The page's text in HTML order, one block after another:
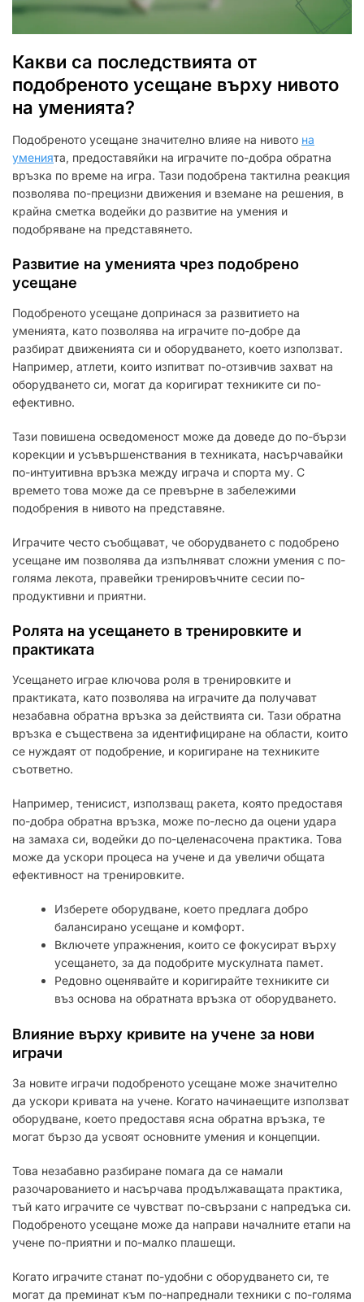
Какви са последствията от
подобреното усещане върху нивото
на уменията?
Подобреното усещане значително влияе на нивото на
уменията, предоставяйки на играчите по-добра обратна
връзка по време на игра. Тази подобрена тактилна реакция
позволява по-прецизни движения и вземане на решения, в
крайна сметка водейки до развитие на умения и
подобряване на представянето.
Развитие на уменията чрез подобрено
усещане
Подобреното усещане допринася за развитието на
уменията, като позволява на играчите по-добре да
разбират движенията си и оборудването, което използват.
Например, атлети, които изпитват по-отзивчив захват на
оборудването си, могат да коригират техниките си по-
ефективно.
Тази повишена осведоменост може да доведе до по-бързи
корекции и усъвършенствания в техниката, насърчавайки
по-интуитивна връзка между играча и спорта му. С
времето това може да се превърне в забележими
подобрения в нивото на представяне.
Играчите често съобщават, че оборудването с подобрено
усещане им позволява да изпълняват сложни умения с по-
голяма лекота, правейки тренировъчните сесии по-
продуктивни и приятни.
Ролята на усещането в тренировките и
практиката
Усещането играе ключова роля в тренировките и
практиката, като позволява на играчите да получават
незабавна обратна връзка за действията си. Тази обратна
връзка е съществена за идентифициране на области, които
се нуждаят от подобрение, и коригиране на техниките
съответно.
Например, тенисист, използващ ракета, която предоставя
по-добра обратна връзка, може по-лесно да оцени удара
на замаха си, водейки до по-целенасочена практика. Това
може да ускори процеса на учене и да увеличи общата
ефективност на тренировките.
Изберете оборудване, което предлага добро
балансирано усещане и комфорт.
Включете упражнения, които се фокусират върху
усещането, за да подобрите мускулната памет.
Редовно оценявайте и коригирайте техниките си
въз основа на обратната връзка от оборудването.
Влияние върху кривите на учене за нови
играчи
За новите играчи подобреното усещане може значително
да ускори кривата на учене. Когато начинаещите използват
оборудване, което предоставя ясна обратна връзка, те
могат бързо да усвоят основните умения и концепции.
Това незабавно разбиране помага да се намали
разочарованието и насърчава продължаващата практика,
тъй като играчите се чувстват по-свързани с напредъка си.
Подобреното усещане може да направи началните етапи на
учене по-приятни и по-малко плашещи.
Когато играчите станат по-удобни с оборудването си, те
могат да преминат към по-напреднали техники с по-голяма